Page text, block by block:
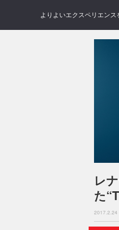
レ
た
2017.2.24
よりよいエクスペリエン